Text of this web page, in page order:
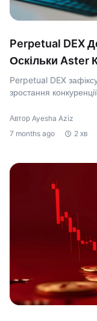
Perpetual DEX
Оскільки Aster
Perpetual DEX
зростання
Автор Ayesha Aziz
7 months ago
2 хв